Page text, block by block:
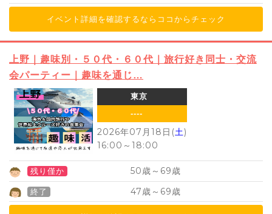
イベント詳細を確認するならココからチェック
上野｜趣味別・５０代・６０代｜旅行好き同士・交流
会パーティー｜趣味を通じ…
東京
----
2026年07月18日(土)
16:00 ～ 18:00
残り僅か 50歳～ 69歳
終了 47歳～ 69歳